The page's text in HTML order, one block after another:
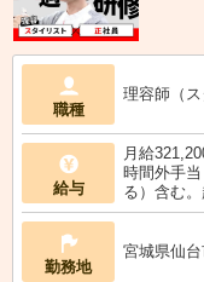
職種
理容師（ス
給与
月給
時間外手
る）含む
勤務地
宮城県仙